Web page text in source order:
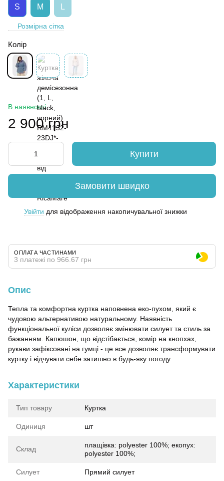
S M
Розмірна сітка
Колір
В наявності
2 900 грн
Купити
Замовити швидко
Увійти для відображення накопичувальної знижки
ОПЛАТА ЧАСТИНАМИ
3 платежі по 966.67 грн
Опис
Тепла та комфортна куртка наповнена еко-пухом, який є
чудовою альтернативою натуральному. Наявність
функціональної куліси дозволяє змінювати силует та стиль за
бажанням. Капюшон, що відстібається, комір на кнопхах,
рукави зафіксовані на гумці - це все дозволяє трансформувати
куртку і відчувати себе затишно в будь-яку погоду.
Характеристики
Тип товару Куртка
Одиниця шт
Склад
плащівка: polyester 100%; екопух:
polyester 100%;
Силует Прямий силует